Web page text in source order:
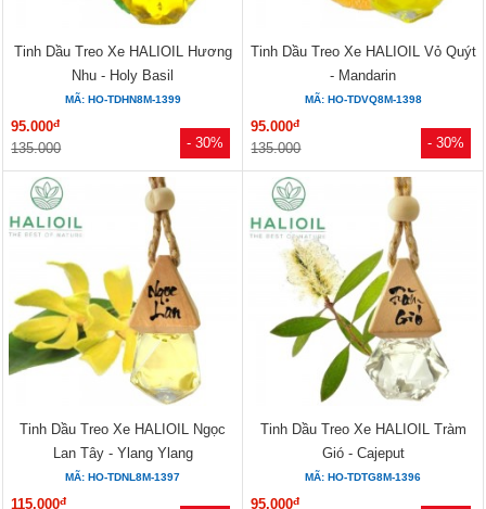
- 30%
Tinh Dầu Treo Xe HALIOIL Hương
Nhu - Holy Basil
MÃ: HO-TDHN8M-1399
95.000đ
135.000 - 30%
Tinh Dầu Treo Xe HALIOIL Vỏ Quýt
- Mandarin
MÃ: HO-TDVQ8M-1398
95.000đ
135.000
Tinh Dầu Treo Xe HALIOIL Ngọc
Lan Tây - Ylang Ylang
MÃ: HO-TDNL8M-1397
115.000đ
Tinh Dầu Treo Xe HALIOIL Tràm
Gió - Cajeput
MÃ: HO-TDTG8M-1396
95.000đ